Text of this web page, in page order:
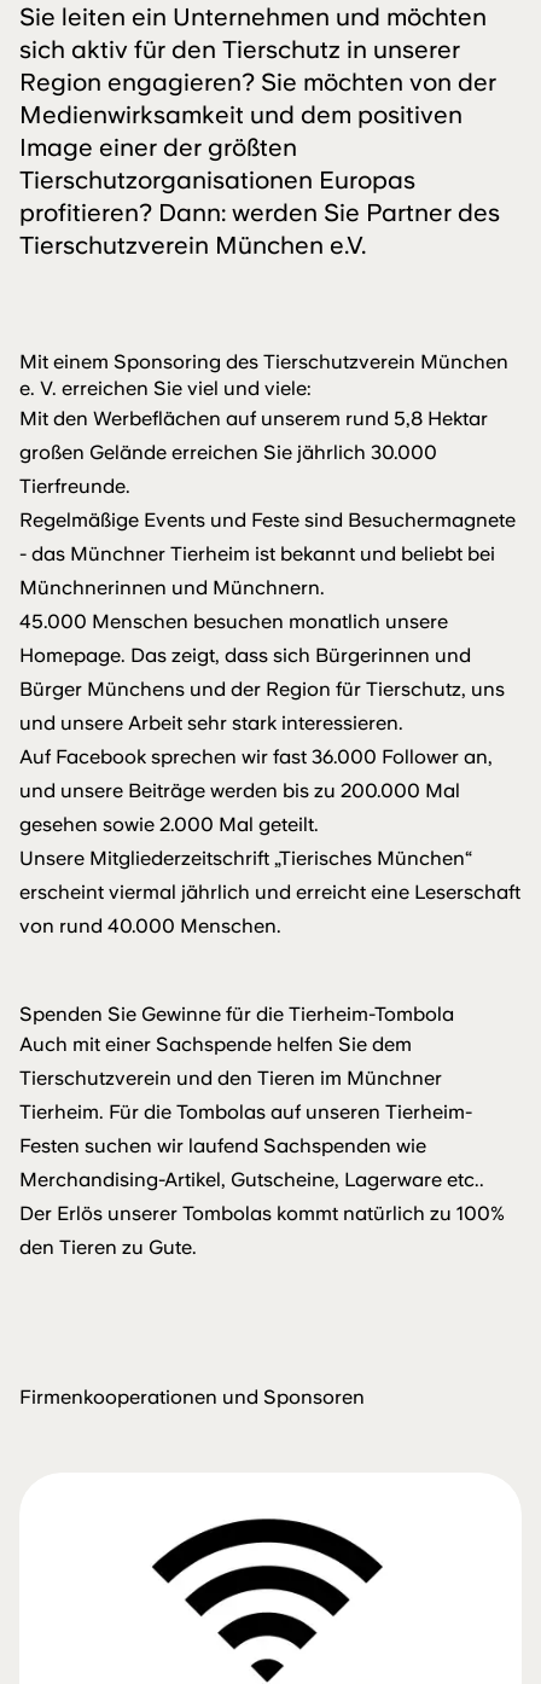
Sie leiten ein Unternehmen und möchten
sich aktiv für den Tierschutz in unserer
Region engagieren? Sie möchten von der
Medienwirksamkeit und dem positiven
Image einer der größten
Tierschutzorganisationen Europas
profitieren? Dann: werden Sie Partner des
Tierschutzverein München e.V.
Mit einem Sponsoring des Tierschutzverein München
e. V. erreichen Sie viel und viele:
Mit den Werbeflächen auf unserem rund 5,8 Hektar
großen Gelände erreichen Sie jährlich 30.000
Tierfreunde.
Regelmäßige Events und Feste sind Besuchermagnete
- das Münchner Tierheim ist bekannt und beliebt bei
Münchnerinnen und Münchnern.
45.000 Menschen besuchen monatlich unsere
Homepage. Das zeigt, dass sich Bürgerinnen und
Bürger Münchens und der Region für Tierschutz, uns
und unsere Arbeit sehr stark interessieren.
Auf Facebook sprechen wir fast 36.000 Follower an,
und unsere Beiträge werden bis zu 200.000 Mal
gesehen sowie 2.000 Mal geteilt.
Unsere Mitgliederzeitschrift „Tierisches München“
erscheint viermal jährlich und erreicht eine Leserschaft
von rund 40.000 Menschen.
Spenden Sie Gewinne für die Tierheim-Tombola
Auch mit einer Sachspende helfen Sie dem
Tierschutzverein und den Tieren im Münchner
Tierheim. Für die Tombolas auf unseren Tierheim-
Festen suchen wir laufend Sachspenden wie
Merchandising-Artikel, Gutscheine, Lagerware etc..
Der Erlös unserer Tombolas kommt natürlich zu 100%
den Tieren zu Gute.
Firmenkooperationen und Sponsoren